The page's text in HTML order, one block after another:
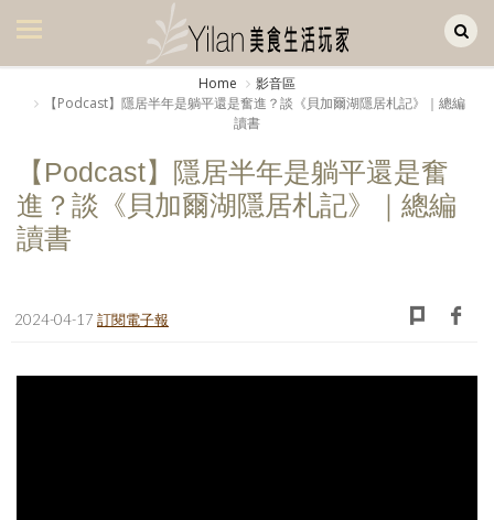
美食集
美飲集
廚房集
旅遊集
旅遊美食集
日記簿
Home
影音區
【Podcast】隱居半年是躺平還是奮進？談《貝加爾湖隱居札記》｜總編
讀書
【Podcast】隱居半年是躺平還是奮
進？談《貝加爾湖隱居札記》｜總編
讀書
2024-04-17 訂閱電子報